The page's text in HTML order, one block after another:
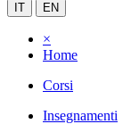
IT EN
×
Home
Corsi
Insegnamenti